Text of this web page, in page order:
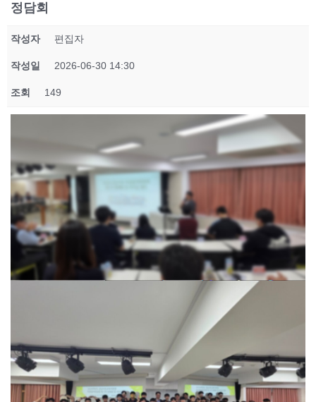
정담회
작성자 편집자
작성일 2026-06-30 14:30
조회 149